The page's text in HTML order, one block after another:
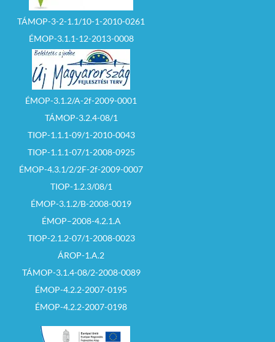
TÁMOP-3-2-1.1/10-1-2010-0261
ÉMOP-3.1.1-12-2013-0008
ÉMOP-3.1.2/A-2f-2009-0001
TÁMOP-3.2.4-08/1
TIOP-1.1.1-09/1-2010-0043
TIOP-1.1.1-07/1-2008-0925
ÉMOP-4.3.1/2/2F-2f-2009-0007
TIOP-1.2.3/08/1
ÉMOP-3.1.2/B-2008-0019
ÉMOP–2008-4.2.1.A
TIOP-2.1.2-07/1-2008-0023
ÁROP-1.A.2
TÁMOP-3.1.4-08/2-2008-0089
ÉMOP-4.2.2-2007-0195
ÉMOP-4.2.2-2007-0198